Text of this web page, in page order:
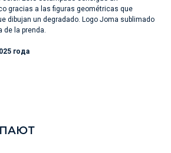
gracias a las figuras geométricas que
dibujan un degradado. Logo Joma sublimado
de la prenda.
года